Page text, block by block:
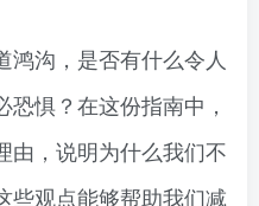
鸿沟，是否有什么令人
惧？在这份指南中，
由，说明为什么我们不
些观点能够帮助我们减